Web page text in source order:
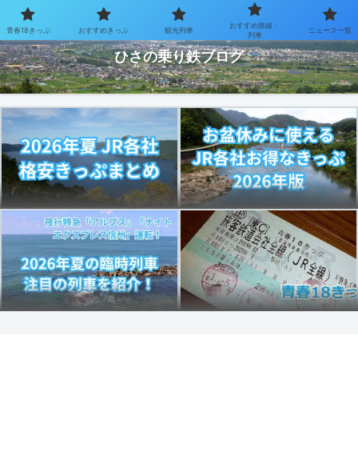
お得なきっぷで乗り鉄を楽しむブログ
ひさの乗り鉄ブログ
青春18きっぷ おすすめきっぷ 観光列車
おすすめ路線・
列車
ニュース一覧